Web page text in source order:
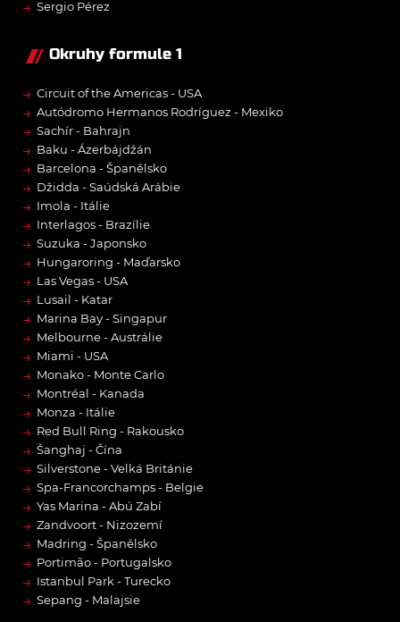
→ Sergio Pérez
Okruhy formule 1
→ Circuit of the Americas - USA
→ Autódromo Hermanos Rodríguez - Mexiko
→ Sachír - Bahrajn
→ Baku - Ázerbájdžán
→ Barcelona - Španělsko
→ Džidda - Saúdská Arábie
→ Imola - Itálie
→ Interlagos - Brazílie
→ Suzuka - Japonsko
→ Hungaroring - Maďarsko
→ Las Vegas - USA
→ Lusail - Katar
→ Marina Bay - Singapur
→ Melbourne - Austrálie
→ Miami - USA
→ Monako - Monte Carlo
→ Montréal - Kanada
→ Monza - Itálie
→ Red Bull Ring - Rakousko
→ Šanghaj - Čína
→ Silverstone - Velká Británie
→ Spa-Francorchamps - Belgie
→ Yas Marina - Abú Zabí
→ Zandvoort - Nizozemí
→ Madring - Španělsko
→ Portimão - Portugalsko
→ Istanbul Park - Turecko
→ Sepang - Malajsie